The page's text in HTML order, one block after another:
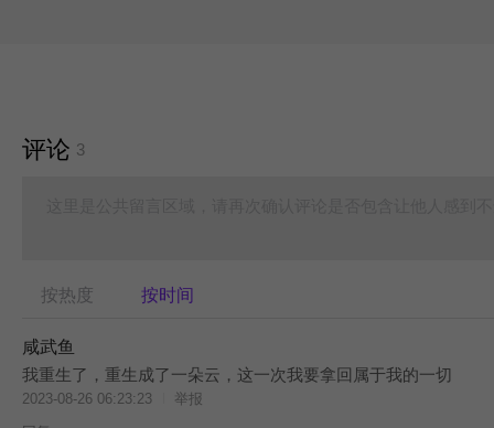
评论 3
按热度 按时间
咸武鱼
我重生了，重生成了一朵云，这一次我要拿回属于我的一切
2023-08-26 06:23:23
举报